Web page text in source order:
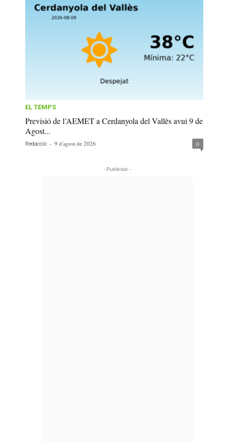
EL TEMPS
Previsió de l’AEMET a Cerdanyola del Vallès avui 9 de
Agost...
Redacció - 9 d'agost de 2026 0
- Publicitat -